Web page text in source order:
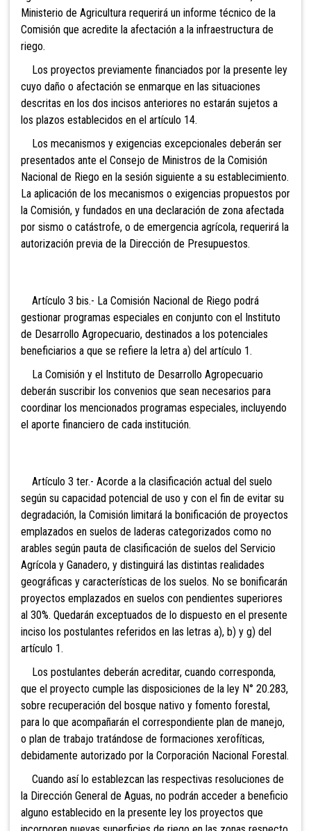
Ministerio de Agricultura requerirá un informe técnico de la
Comisión que acredite la afectación a la infraestructura de
riego.
Los proyectos previamente financiados por la presente ley
cuyo daño o afectación se enmarque en las situaciones
descritas en los dos incisos anteriores no estarán sujetos a
los plazos establecidos en el artículo 14.
Los mecanismos y exigencias excepcionales deberán ser
presentados ante el Consejo de Ministros de la Comisión
Nacional de Riego en la sesión siguiente a su establecimiento.
La aplicación de los mecanismos o exigencias propuestos por
la Comisión, y fundados en una declaración de zona afectada
por sismo o catástrofe, o de emergencia agrícola, requerirá la
autorización previa de la Dirección de Presupuestos.
Artículo 3 bis.- La Comisión Nacional de Riego podrá
gestionar programas especiales en conjunto con el Instituto
de Desarrollo Agropecuario, destinados a los potenciales
beneficiarios a que se refiere la letra a) del artículo 1.
La Comisión y el Instituto de Desarrollo Agropecuario
deberán suscribir los convenios que sean necesarios para
coordinar los mencionados programas especiales, incluyendo
el aporte financiero de cada institución.
Artículo 3 ter.- Acorde a la clasificación actual del suelo
según su capacidad potencial de uso y con el fin de evitar su
degradación, la Comisión limitará la bonificación de proyectos
emplazados en suelos de laderas categorizados como no
arables según pauta de clasificación de suelos del Servicio
Agrícola y Ganadero, y distinguirá las distintas realidades
geográficas y características de los suelos. No se bonificarán
proyectos emplazados en suelos con pendientes superiores
al 30%. Quedarán exceptuados de lo dispuesto en el presente
inciso los postulantes referidos en las letras a), b) y g) del
artículo 1.
Los postulantes deberán acreditar, cuando corresponda,
que el proyecto cumple las disposiciones de la ley N° 20.283,
sobre recuperación del bosque nativo y fomento forestal,
para lo que acompañarán el correspondiente plan de manejo,
o plan de trabajo tratándose de formaciones xerofíticas,
debidamente autorizado por la Corporación Nacional Forestal.
Cuando así lo establezcan las respectivas resoluciones de
la Dirección General de Aguas, no podrán acceder a beneficio
alguno establecido en la presente ley los proyectos que